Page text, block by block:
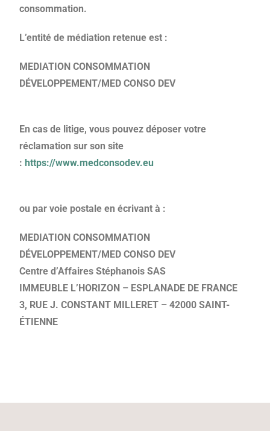
consommation.
L’entité de médiation retenue est :
MEDIATION CONSOMMATION
DÉVELOPPEMENT/MED CONSO DEV
En cas de litige, vous pouvez déposer votre
réclamation sur son site
:https://www.medconsodev.eu
ou par voie postale en écrivant à :
MEDIATION CONSOMMATION
DÉVELOPPEMENT/MED CONSO DEV
Centre d’Affaires Stéphanois SAS
IMMEUBLE L’HORIZON – ESPLANADE DE FRANCE
3, RUE J. CONSTANT MILLERET – 42000 SAINT-
ÉTIENNE